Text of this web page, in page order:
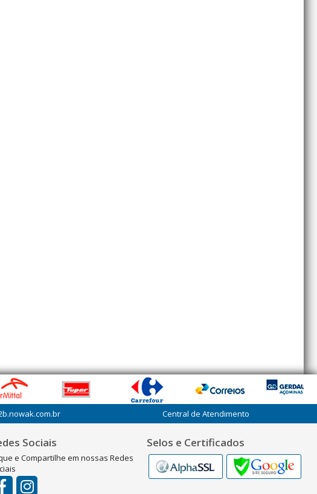
Central de Atendimento
Sociais
e Compartilhe em nossas Redes
Selos e Certificados